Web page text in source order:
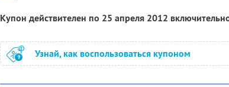
Купон действителен по 25 апреля 2012
Узнай, как воспользоваться купоном